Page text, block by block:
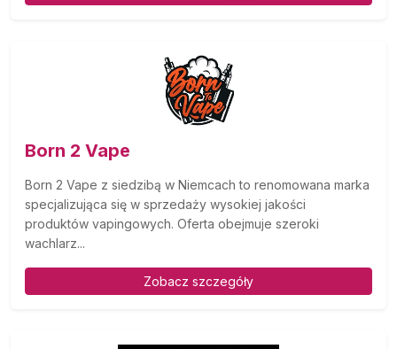
Born 2 Vape
Born 2 Vape z siedzibą w Niemcach to renomowana marka
specjalizująca się w sprzedaży wysokiej jakości
produktów vapingowych. Oferta obejmuje szeroki
wachlarz...
Zobacz szczegóły